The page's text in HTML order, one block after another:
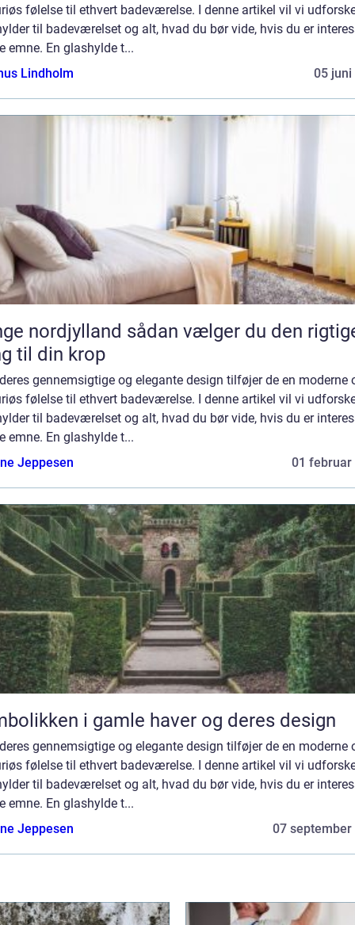
følelse til ethvert badeværelse. I denne artikel vil vi
til badeværelset og alt, hvad du bør vide, hvis du er
emne. En glashylde t...
Lindholm
05 juni
sådan vælger du den rigtige
til din krop
gennemsigtige og elegante design tilføjer de en moderne
følelse til ethvert badeværelse. I denne artikel vil vi
til badeværelset og alt, hvad du bør vide, hvis du er
emne. En glashylde t...
Jeppesen
01 februar
i gamle haver og deres design
gennemsigtige og elegante design tilføjer de en moderne
følelse til ethvert badeværelse. I denne artikel vil vi
til badeværelset og alt, hvad du bør vide, hvis du er
emne. En glashylde t...
Jeppesen
07 september